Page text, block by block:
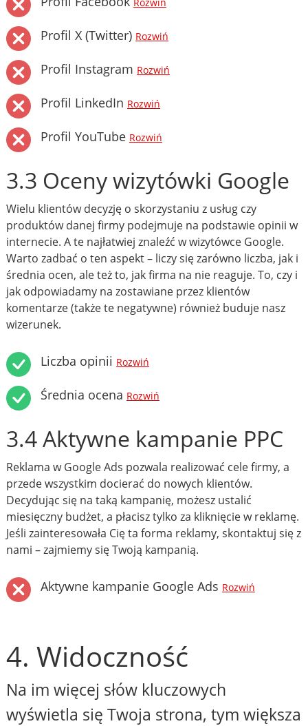
Rozwiń
Profil X (Twitter) Rozwiń
Profil Instagram Rozwiń
Profil LinkedIn Rozwiń
Profil YouTube Rozwiń
3.3 Oceny wizytówki Google
Wielu klientów decyzję o skorzystaniu z usług czy
produktów danej firmy podejmuje na podstawie opinii w
internecie. A te najłatwiej znaleźć w wizytówce Google.
Warto zadbać o ten aspekt – liczy się zarówno liczba, jak i
średnia ocen, ale też to, jak firma na nie reaguje. To, czy i
jak odpowiadamy na zostawiane przez klientów
komentarze (także te negatywne) również buduje nasz
wizerunek.
Liczba opinii Rozwiń
Średnia ocena Rozwiń
3.4 Aktywne kampanie PPC
Reklama w Google Ads pozwala realizować cele firmy, a
przede wszystkim docierać do nowych klientów.
Decydując się na taką kampanię, możesz ustalić
miesięczny budżet, a płacisz tylko za kliknięcie w reklamę.
Jeśli zainteresowała Cię ta forma reklamy, skontaktuj się z
nami – zajmiemy się Twoją kampanią.
Aktywne kampanie Google Ads Rozwiń
4. Widoczność
Na im więcej słów kluczowych
wyświetla się Twoja strona, tym większa